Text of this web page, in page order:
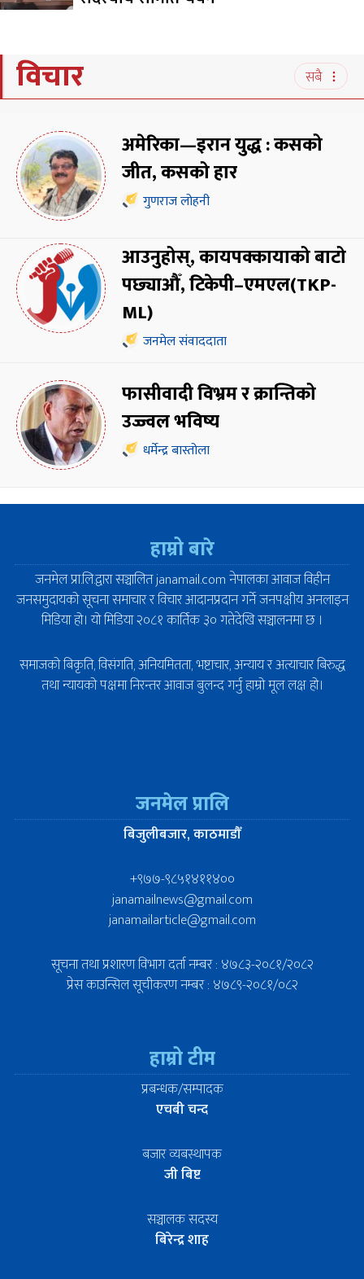
विचार सबै
अमेरिका—इरान युद्ध : कसको
जीत, कसको हार
गुणराज लोहनी
आउनुहोस्, कायपक्कायाको बाटो
पछ्याऔँ, टिकेपी–एमएल(TKP-
ML)
जनमेल संवाददाता
फासीवादी विभ्रम र क्रान्तिको
उज्ज्वल भविष्य
धर्मेन्द्र बास्तोला
हाम्रो बारे
जनमेल प्रा.लि.द्वारा सञ्चालित janamail.com नेपालका आवाज विहीन
जनसमुदायको सूचना समाचार र विचार आदानप्रदान गर्ने जनपक्षीय अनलाइन
मिडिया हो। यो मिडिया २०८१ कार्तिक ३० गतेदेखि सञ्चालनमा छ ।
समाजको बिकृति, विसंगति, अनियमितता, भष्टाचार, अन्याय र अत्याचार बिरुद्ध
तथा न्यायको पक्षमा निरन्तर आवाज बुलन्द गर्नु हाम्रो मूल लक्ष हो।
जनमेल प्रालि
बिजुलीबजार, काठमाडौँ
+९७७-९८५१४११४००
janamailnews@gmail.com
janamailarticle@gmail.com
सूचना तथा प्रशारण विभाग दर्ता नम्बर : ४७८३-२०८१/२०८२
प्रेस काउन्सिल सूचीकरण नम्बर : ४७८९-२०८१/०८२
हाम्रो टीम
प्रबन्धक/सम्पादक
एचबी चन्द
बजार व्यबस्थापक
जी बिष्ट
सञ्चालक सदस्य
बिरेन्द्र शाह